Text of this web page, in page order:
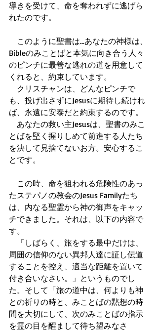
導きを受けて、命を奪われずに逃げら
れたのです。
このように聖書は...あなたの神様は、
Bibleのみことばと本気に向き合う人々
のピンチに最善な逃れの道を用意して
くれると、約束しています。
クリスチャンは、どんなピンチで
も、投げ出さずにJesusに期待し続けれ
ば、永遠に安泰だと約束するのです。
あなたの救い主Jesusは、聖書のみこ
とばを堅く握りしめて前進する人たち
を決して見捨てないお方。安心するこ
とです。
この時、命を狙われる危険性のあっ
たステパノの教会のJesus Familyたち
は、内なる聖霊から神の御声をキャッ
チできました。それは、以下の内容で
す。
「しばらく、旅をする最中だけは、
周囲の信仰のない異邦人達に証し伝道
することを控え、適当な距離を置いて
付き合いなさい。」というものでし
た。そして「旅の道中は、何よりも神
との祈りの時と、みことばの黙想の時
間を大切にして、次のみことばの指示
を霊の目を醒まして待ち望みなさ